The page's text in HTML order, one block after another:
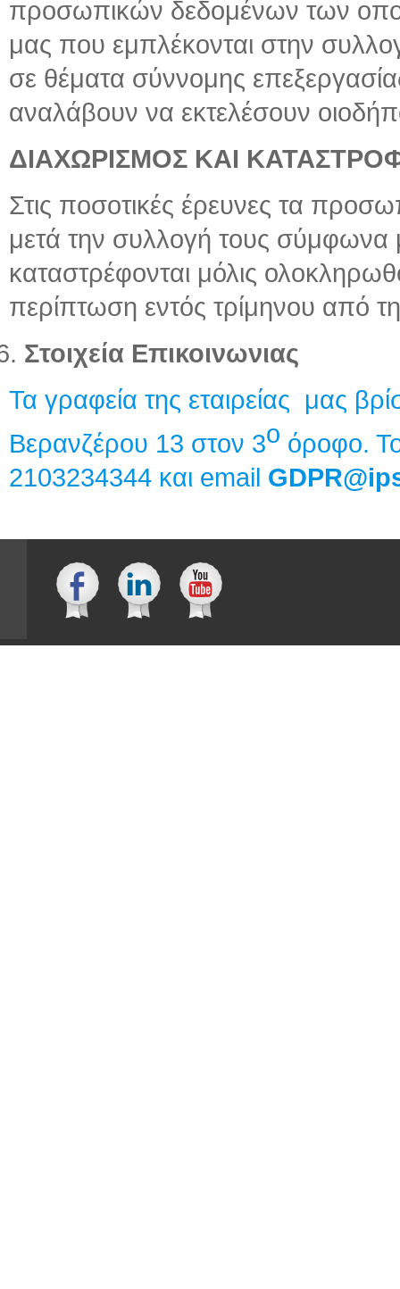
προσωπικών δεδομένων των
μας που εμπλέκονται στην
σε θέματα σύννομης
αναλάβουν να εκτελέσουν
ΔΙΑΧΩΡΙΣΜΟΣ ΚΑΙ
Στις ποσοτικές έρευνες τα
μετά την συλλογή τους σύμφωνα
καταστρέφονται μόλις
περίπτωση εντός τρίμηνου από
Στοιχεία Επικοινωνιας
Τα γραφεία της εταιρείας μας
Βερανζέρου 13 στον 3ο όροφο.
2103234344 και email